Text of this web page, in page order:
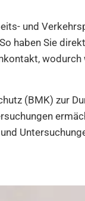
und
haben Sie
wodurch
(BMK) zur